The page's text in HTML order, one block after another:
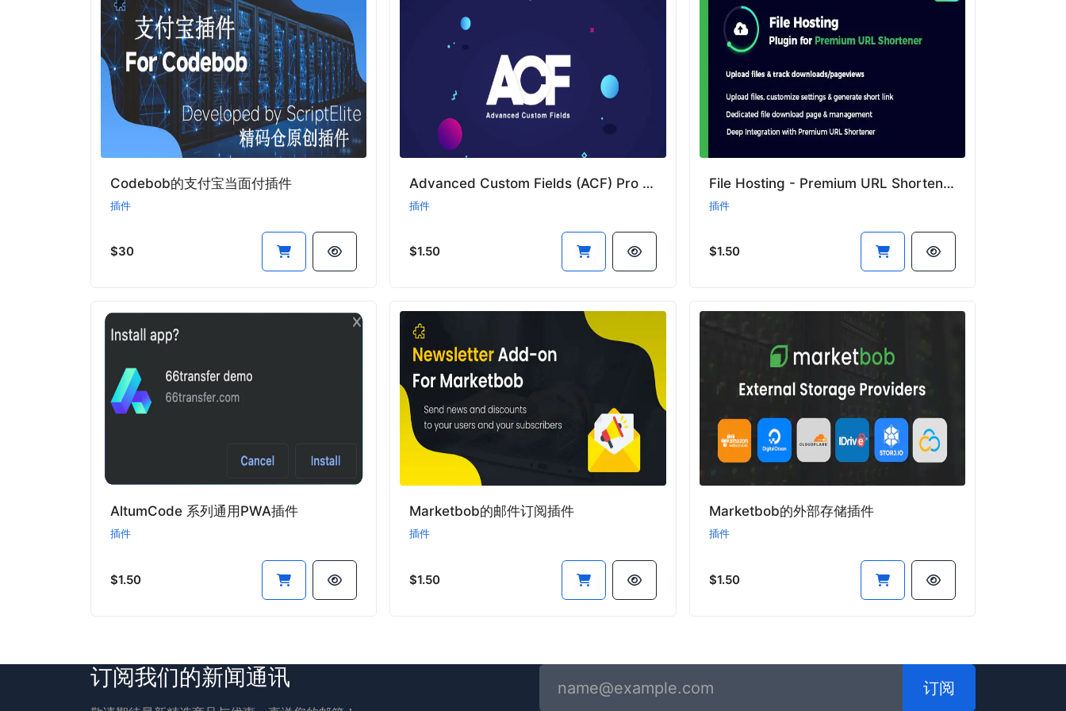
Codebob的支付宝当面付插件
插件
$30
Advanced Custom Fields (ACF) Pro - WordPress高级自定义字段插件
插件
$1.50
File Hosting - Premium URL Shortener文件托管插件
插件
$1.50
AltumCode 系列通用PWA插件
插件
$1.50
Marketbob的邮件订阅插件
插件
$1.50
Marketbob的外部存储插件
插件
$1.50
订阅我们的新闻通讯 订阅